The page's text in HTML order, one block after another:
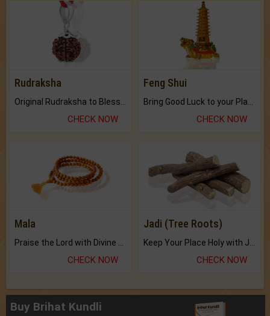
Rudraksha
CHECK NOW
Feng Shui
CHECK NOW
Mala
Praise the Lord with Divine Energies of Mala.
CHECK NOW
Jadi (Tree Roots)
Keep Your Place Holy with Jadi.
CHECK NOW
Buy Brihat Kundli